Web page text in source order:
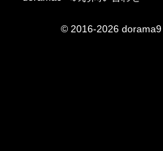
© 2016-2026 dorama9